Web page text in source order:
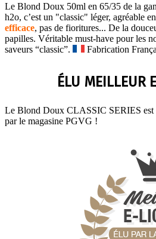
Le Blond Doux 50ml en 65/35 de la
h2o, c’est un "classic" léger, agréable
efficace, pas de fioritures... De la
papilles. Véritable must-have pour les
saveurs “classic”.
Fabrication
ÉLU MEILLEUR
Le Blond Doux CLASSIC SERIES est
par le magasine PGVG !